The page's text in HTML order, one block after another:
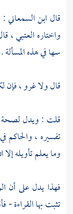
قال ابن السمعاني:
واختارهالعتبي،
سها في هذه المسألة .
قال ولا غرو ، فإن
قلت : ويدل لصحة
تفسيره ،
وما يعلم تأويله
فهذا يدل على أن
تثبت بها القراءة